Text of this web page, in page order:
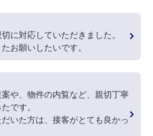
に対応していただきました。
お願いしたいです。
や、物件の内覧など、親切丁寧
です。
いた方は、接客がとても良かっ